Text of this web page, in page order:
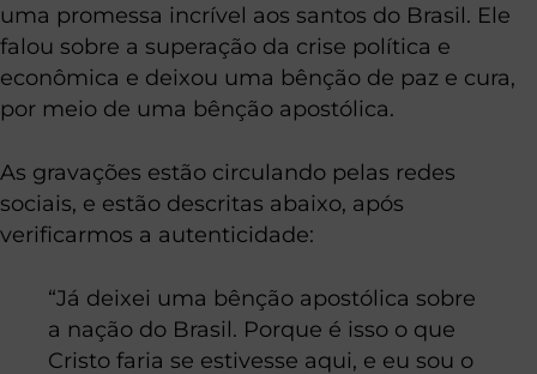
uma promessa incrível aos santos do Brasil. Ele
falou sobre a superação da crise política e
econômica e deixou uma bênção de paz e cura,
por meio de uma bênção apostólica.
As gravações estão circulando pelas redes
sociais, e estão descritas abaixo, após
verificarmos a autenticidade:
“Já deixei uma bênção apostólica sobre
a nação do Brasil. Porque é isso o que
Cristo faria se estivesse aqui, e eu sou o